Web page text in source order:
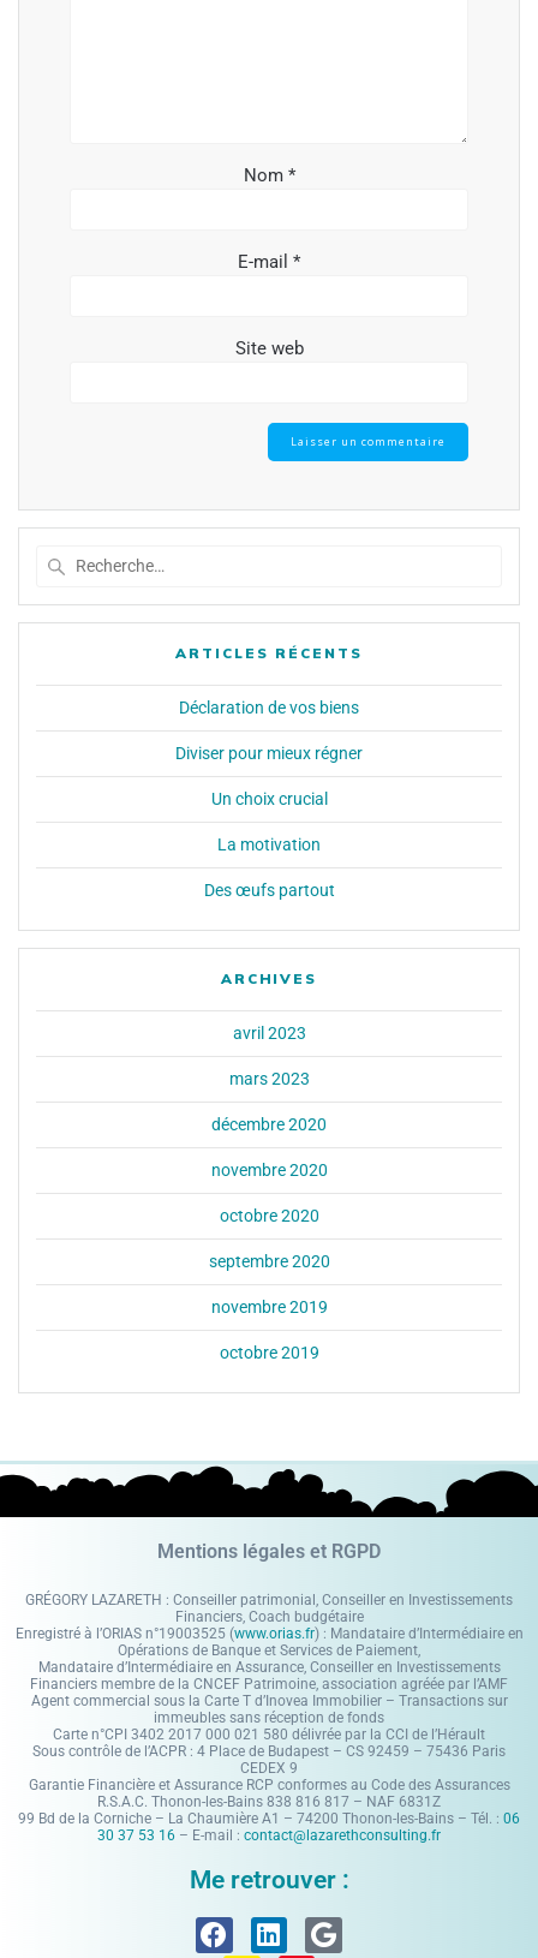
Nom *
E-mail *
Site web
ARTICLES RÉCENTS
Déclaration de vos biens
Diviser pour mieux régner
Un choix crucial
La motivation
Des œufs partout
ARCHIVES
avril 2023
mars 2023
décembre 2020
novembre 2020
octobre 2020
septembre 2020
novembre 2019
octobre 2019
Mentions légales et RGPD
GRÉGORY LAZARETH : Conseiller patrimonial, Conseiller en Investissements
Financiers, Coach budgétaire
Enregistré à l’ORIAS n°19003525 (www.orias.fr) : Mandataire d’Intermédiaire en
Opérations de Banque et Services de Paiement,
Mandataire d’Intermédiaire en Assurance, Conseiller en Investissements
Financiers membre de la CNCEF Patrimoine, association agréée par l’AMF
Agent commercial sous la Carte T d’Inovea Immobilier – Transactions sur
immeubles sans réception de fonds
Carte n°CPI 3402 2017 000 021 580 délivrée par la CCI de l’Hérault
Sous contrôle de l’ACPR : 4 Place de Budapest – CS 92459 – 75436 Paris
CEDEX 9
Garantie Financière et Assurance RCP conformes au Code des Assurances
R.S.A.C. Thonon-les-Bains 838 816 817 – NAF 6831Z
99 Bd de la Corniche – La Chaumière A1 – 74200 Thonon-les-Bains – Tél. : 06
30 37 53 16 – E-mail : contact@lazarethconsulting.fr
Me retrouver :